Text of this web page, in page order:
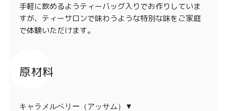
手軽に飲めるようティーバッグ入りでお作りしていま
すが、ティーサロンで味わうような特別な味をご家庭
で体験いただけます。
原材料
キャラメルベリー（アッサム）▼